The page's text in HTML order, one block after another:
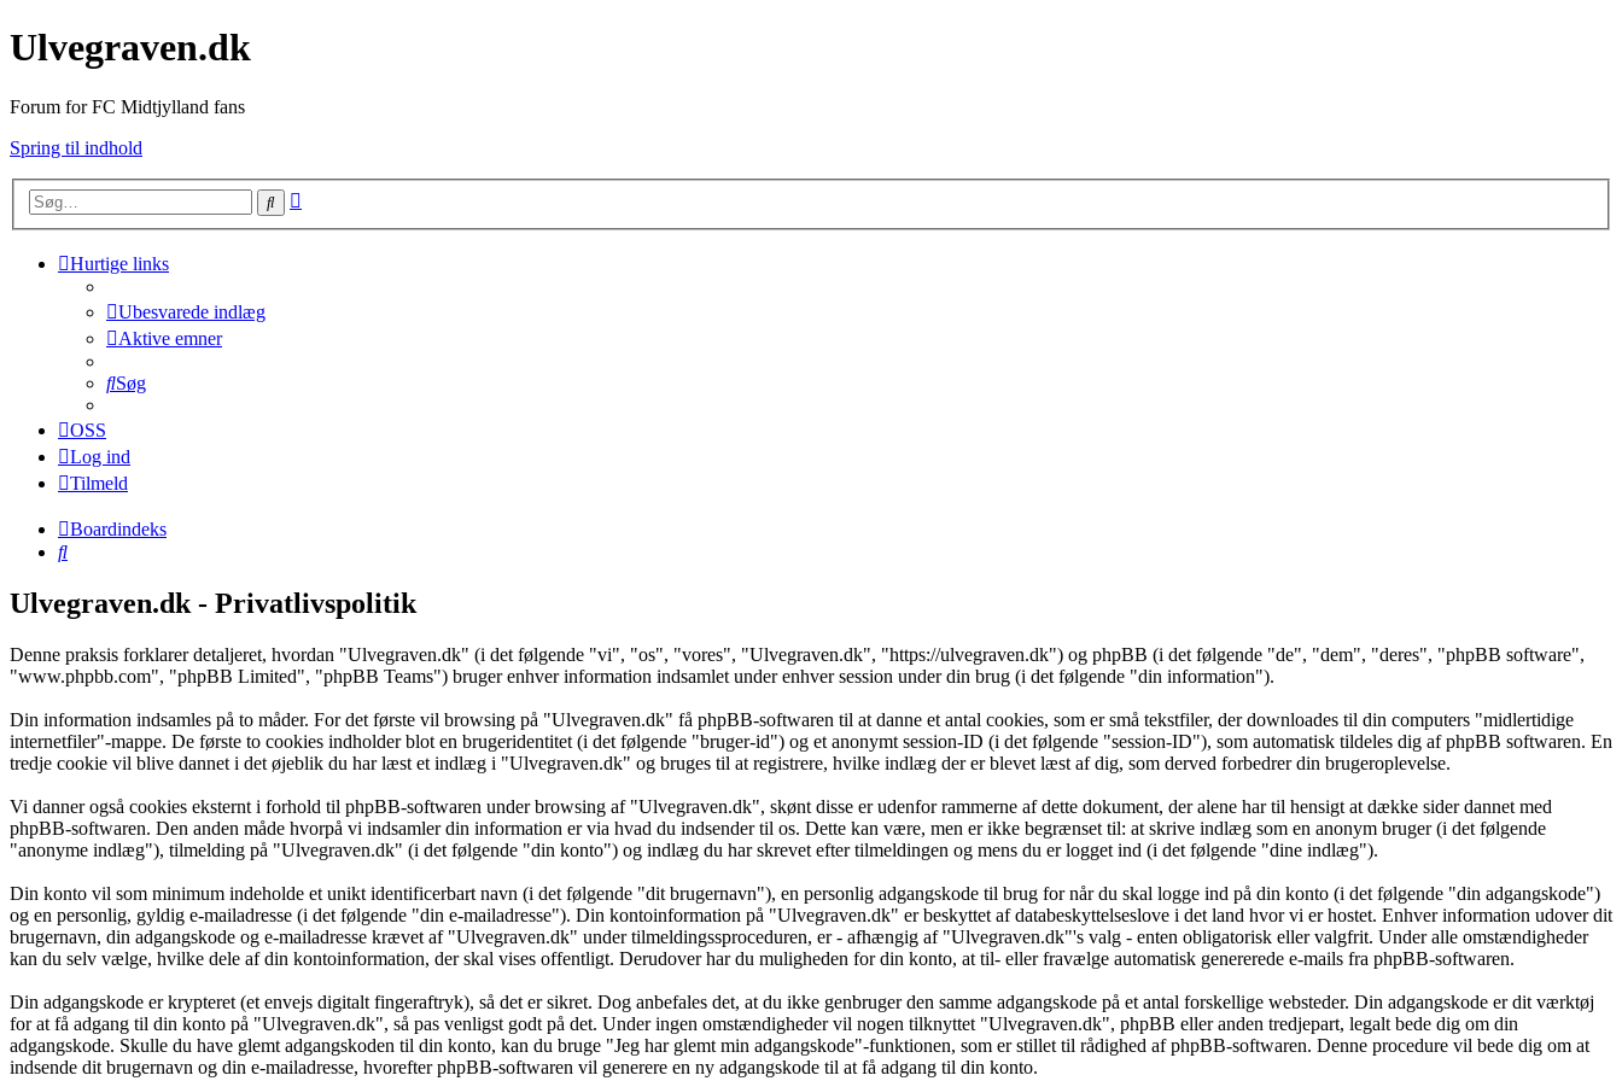
Ulvegraven.dk
Forum for FC Midtjylland fans
Spring til indhold
Søg
Hurtige links
Ubesvarede indlæg
Aktive emner
Søg
OSS
Log ind
Tilmeld
Boardindeks
Søg
Ulvegraven.dk - Privatlivspolitik
Denne praksis forklarer detaljeret, hvordan "Ulvegraven.dk" (i det følgende "vi", "os", "vores", "Ulvegraven.dk", "https://ulvegraven.dk") og phpBB (i det følgende "de", "dem", "deres", "phpBB software",
"www.phpbb.com", "phpBB Limited", "phpBB Teams") bruger enhver information indsamlet under enhver session under din brug (i det følgende "din information").
Din information indsamles på to måder. For det første vil browsing på "Ulvegraven.dk" få phpBB-softwaren til at danne et antal cookies, som er små tekstfiler, der downloades til din computers "midlertidige
internetfiler"-mappe. De første to cookies indholder blot en brugeridentitet (i det følgende "bruger-id") og et anonymt session-ID (i det følgende "session-ID"), som automatisk tildeles dig af phpBB softwaren. En
tredje cookie vil blive dannet i det øjeblik du har læst et indlæg i "Ulvegraven.dk" og bruges til at registrere, hvilke indlæg der er blevet læst af dig, som derved forbedrer din brugeroplevelse.
Vi danner også cookies eksternt i forhold til phpBB-softwaren under browsing af "Ulvegraven.dk", skønt disse er udenfor rammerne af dette dokument, der alene har til hensigt at dække sider dannet med
phpBB-softwaren. Den anden måde hvorpå vi indsamler din information er via hvad du indsender til os. Dette kan være, men er ikke begrænset til: at skrive indlæg som en anonym bruger (i det følgende
"anonyme indlæg"), tilmelding på "Ulvegraven.dk" (i det følgende "din konto") og indlæg du har skrevet efter tilmeldingen og mens du er logget ind (i det følgende "dine indlæg").
Din konto vil som minimum indeholde et unikt identificerbart navn (i det følgende "dit brugernavn"), en personlig adgangskode til brug for når du skal logge ind på din konto (i det følgende "din adgangskode")
og en personlig, gyldig e-mailadresse (i det følgende "din e-mailadresse"). Din kontoinformation på "Ulvegraven.dk" er beskyttet af databeskyttelseslove i det land hvor vi er hostet. Enhver information udover dit
brugernavn, din adgangskode og e-mailadresse krævet af "Ulvegraven.dk" under tilmeldingssproceduren, er - afhængig af "Ulvegraven.dk"'s valg - enten obligatorisk eller valgfrit. Under alle omstændigheder
kan du selv vælge, hvilke dele af din kontoinformation, der skal vises offentligt. Derudover har du muligheden for din konto, at til- eller fravælge automatisk genererede e-mails fra phpBB-softwaren.
Din adgangskode er krypteret (et envejs digitalt fingeraftryk), så det er sikret. Dog anbefales det, at du ikke genbruger den samme adgangskode på et antal forskellige websteder. Din adgangskode er dit værktøj
for at få adgang til din konto på "Ulvegraven.dk", så pas venligst godt på det. Under ingen omstændigheder vil nogen tilknyttet "Ulvegraven.dk", phpBB eller anden tredjepart, legalt bede dig om din
adgangskode. Skulle du have glemt adgangskoden til din konto, kan du bruge "Jeg har glemt min adgangskode"-funktionen, som er stillet til rådighed af phpBB-softwaren. Denne procedure vil bede dig om at
indsende dit brugernavn og din e-mailadresse, hvorefter phpBB-softwaren vil generere en ny adgangskode til at få adgang til din konto.